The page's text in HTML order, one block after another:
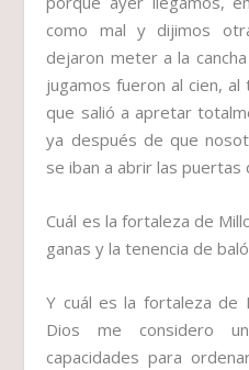
como mal y dijimos
dejaron meter a la
jugamos fueron al cien,
que salió a apretar
ya después de que
se iban a abrir las puertas
Cuál es la fortaleza de
ganas y la tenencia de
Y cuál es la fortaleza de
Dios me considero
capacidades para